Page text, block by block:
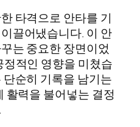
타격으로 안타를 기
끌어냈습니다. 이 안
는 중요한 장면이었
적인 영향을 미쳤습
순히 기록을 남기는
활력을 불어넣는 결정